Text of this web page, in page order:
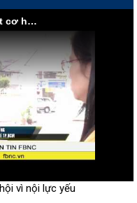
Ngành cơ khí Việt Nam: Đánh mất cơ hội vì nội lực yếu
vì nội lực yếu